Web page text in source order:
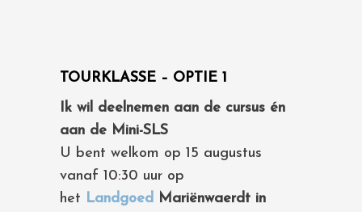
TOURKLASSE – OPTIE 1
Ik wil deelnemen aan de cursus én
aan de Mini-SLS
U bent welkom op 15 augustus
vanaf 10:30 uur op
het Landgoed Mariënwaerdt in